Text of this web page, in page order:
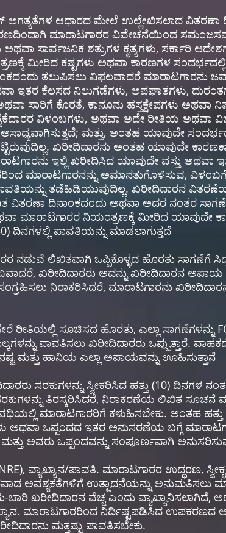
ಅಗತ್ಯತೆಗಳ ಆಧಾರದ ಮೇಲೆ ಉಲ್ಲೇಖಿಸಲಾದ ವಿತರಣಾ
ಮಾರಾಟಗಾರರ ವಿವೇಚನೆಯಿಂದ
ಸಾರ್ವಜನಿಕ ಶತ್ರುಗಳ ಕೃತ್ಯಗಳು, ಸರ್ಕಾರಿ
ಮೀರಿದ ಕಷ್ಟಗಳು ಅಥವಾ ಕಾರಣಗಳ
ತಲುಪಿಸಲು ವಿಫಲವಾದರೆ ಮಾರಾಟಗಾರನು
ಇತರ ಕೆಲಸದ ನಿಲುಗಡೆಗಳು, ಅಪಘಾತಗಳು,
ಸಾರಿಗೆ ಕೊರತೆ, ಕಾನೂನು ಹಸ್ತಕ್ಷೇಪಗಳು ಅಥವಾ
ವಿಳಂಬಗಳು, ಅಥವಾ ಅದೇ ರೀತಿಯ ಅಥವಾ
ಮತ್ತು, ಅಂತಹ ಯಾವುದೇ
ಖರೀದಿದಾರನು ಅಂತಹ ಯಾವುದೇ
ಇಲ್ಲಿ ಖರೀದಿಸಿದ ಯಾವುದೇ ವಸ್ತು ಅಥವಾ
ಮಾರಾಟಗಾರನನ್ನು ಅಮಾನತುಗೊಳಿಸುವ,
ತಡೆಹಿಡಿಯುವುದಿಲ್ಲ. ಖರೀದಿದಾರನ
ವಿತರಣಾ ದಿನಾಂಕದಂದು ಅಥವಾ ಅದರ ನಂತರ
ಮಾರಾಟಗಾರರ ನಿಯಂತ್ರಣಕ್ಕೆ ಮೀರಿದ ಯಾವುದೇ
ದಿನಗಳಲ್ಲಿ ಪಾವತಿಯನ್ನು ಮಾಡಲಾಗುತ್ತದೆ
ನಡುವೆ ಲಿಖಿತವಾಗಿ ಒಪ್ಪಿಕೊಳ್ಳದ ಹೊರತು ಸಾಗಣೆಗೆ
ಖರೀದಿದಾರರು ಅದನ್ನು ಖರೀದಿದಾರನ ಅಪಾಯ
ನಿರಾಕರಿಸಿದರೆ, ಮಾರಾಟಗಾರನು
ರೀತಿಯಲ್ಲಿ ಸೂಚಿಸದ ಹೊರತು, ಎಲ್ಲಾ ಸಾಗಣೆಗಳನ್ನು
ಪಾವತಿಸಲು ಖರೀದಿದಾರರು ಒಪ್ಪುತ್ತಾರೆ.
ಮತ್ತು ಹಾನಿಯ ಎಲ್ಲಾ ಅಪಾಯವನ್ನು ಊಹಿಸುತ್ತಾನೆ
ಸರಕುಗಳನ್ನು ಸ್ವೀಕರಿಸಿದ ಹತ್ತು (10) ದಿನಗಳ
ತಿರಸ್ಕರಿಸಿದರೆ, ನಿರಾಕರಣೆಯ ಲಿಖಿತ ಸೂಚನೆ
ಮಾರಾಟಗಾರರಿಗೆ ಕಳುಹಿಸಬೇಕು. ಅಂತಹ
ಅಥವಾ ಒಪ್ಪಂದದ ಇತರ ಅನುಸರಣೆಯ ಬಗ್ಗೆ
ಮತ್ತು ಅವರು ಒಪ್ಪಂದವನ್ನು ಸಂಪೂರ್ಣವಾಗಿ
ವ್ಯಾಖ್ಯಾನ/ಪಾವತಿ. ಮಾರಾಟಗಾರರ ಉದ್ಧರಣ,
ಅವಶ್ಯಕತೆಗಳಿಗೆ ಉತ್ಪಾದನೆಯನ್ನು
ಬಾರಿ ಖರೀದಿದಾರನ ವೆಚ್ಚ ಎಂದು ವ್ಯಾಖ್ಯಾನಿಸಲಾಗಿದೆ,
ಮಾರಾಟಗಾರರಿಂದ ನಿರ್ದಿಷ್ಟಪಡಿಸಿದ
ಮತ್ತಷ್ಟು ಪಾವತಿಸಬೇಕು.